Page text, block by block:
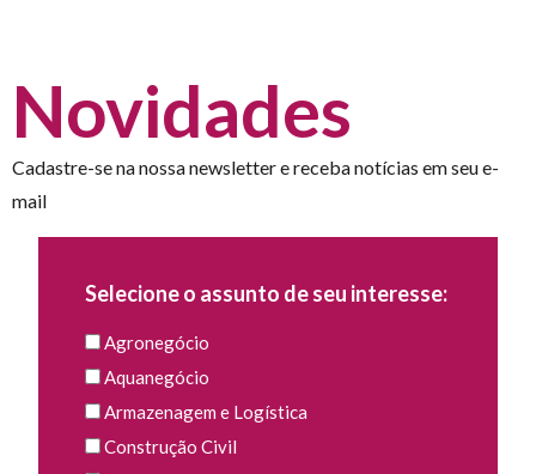
Novidades
Cadastre-se na nossa newsletter e receba notícias em seu e-
mail
Selecione o assunto de seu interesse:
Agronegócio
Aquanegócio
Armazenagem e Logística
Construção Civil